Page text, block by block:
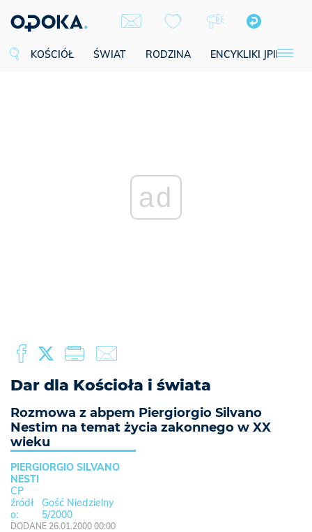
KOŚCIÓŁ ŚWIAT RODZINA ENCYKLIKI JPII
ad
Dar dla Kościoła i świata
Rozmowa z abpem Piergiorgio Silvano
Nestim na temat życia zakonnego w XX
wieku
PIERGIORGIO SILVANO
NESTI
CP
Gość Niedzielny
5/2000
DODANE 26.01.2000 00:00